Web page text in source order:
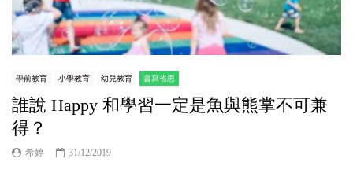
學前教育 小學教育 幼兒教育 書寫省思
誰說 Happy 和學習一定是魚與熊掌不可兼
得？
希婷 31/12/2019